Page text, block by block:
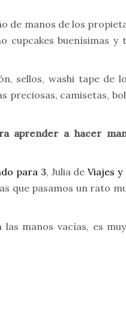
de manos de los
cupcakes buenísimas y
sellos, washi tape de
preciosas, camisetas,
aprender a hacer
para 3, Julia deViajes y
que pasamos un rato
manos vacías, es